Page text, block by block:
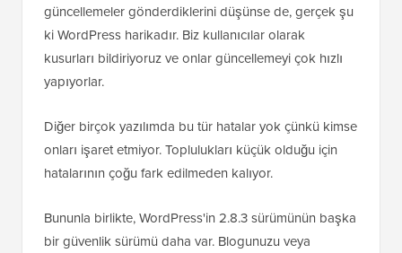
güncellemeler gönderdiklerini düşünse de, gerçek şu
ki WordPress harikadır. Biz kullanıcılar olarak
kusurları bildiriyoruz ve onlar güncellemeyi çok hızlı
yapıyorlar.
Diğer birçok yazılımda bu tür hatalar yok çünkü kimse
onları işaret etmiyor. Toplulukları küçük olduğu için
hatalarının çoğu fark edilmeden kalıyor.
Bununla birlikte, WordPress'in 2.8.3 sürümünün başka
bir güvenlik sürümü daha var. Blogunuzu veya